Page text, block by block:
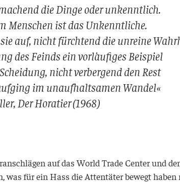
die Dinge oder unkenntlich.
Menschen ist das Unkenntliche.
auf, nicht fürchtend die unreine
des Feinds ein vorläufiges Beispiel
nicht verbergend den Rest
im unaufhaltsamen Wandel«
Der Horatier(1968)
auf das World Trade Center und
was für ein Hass die Attentäter bewegt